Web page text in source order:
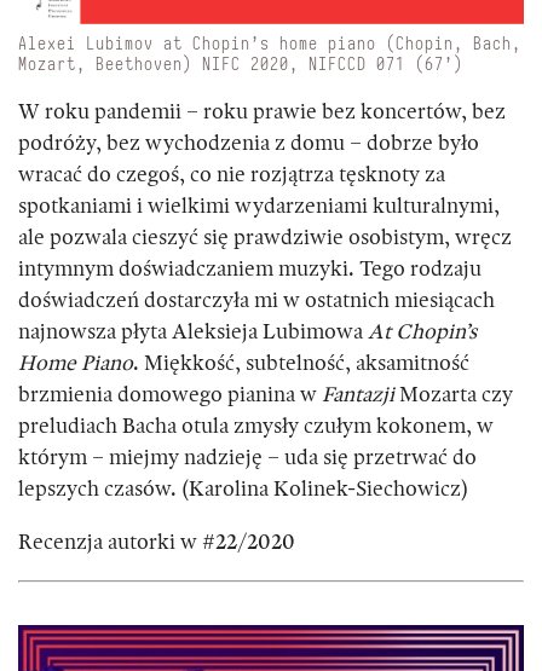
Alexei Lubimov at Chopin’s home piano (Chopin, Bach,
Mozart, Beethoven) NIFC 2020, NIFCCD 071 (67’)
W roku pandemii – roku prawie bez koncertów, bez
podróży, bez wychodzenia z domu – dobrze było
wracać do czegoś, co nie rozjątrza tęsknoty za
spotkaniami i wielkimi wydarzeniami kulturalnymi,
ale pozwala cieszyć się prawdziwie osobistym, wręcz
intymnym doświadczaniem muzyki. Tego rodzaju
doświadczeń dostarczyła mi w ostatnich miesiącach
najnowsza płyta Aleksieja Lubimowa At Chopin’s
Home Piano. Miękkość, subtelność, aksamitność
brzmienia domowego pianina w FantazjiMozarta czy
preludiach Bacha otula zmysły czułym kokonem, w
którym – miejmy nadzieję – uda się przetrwać do
lepszych czasów. (Karolina Kolinek-Siechowicz)
Recenzja autorki w #22/2020